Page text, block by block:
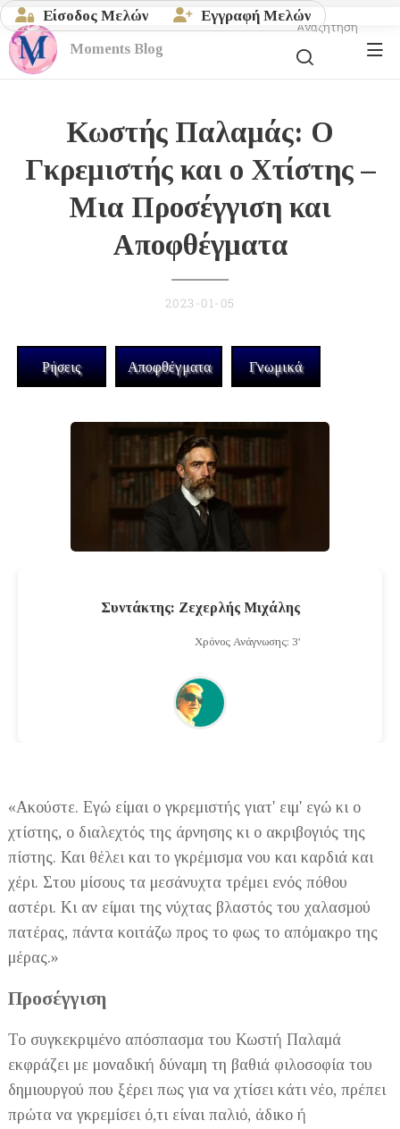
Είσοδος Μελών Εγγραφή Μελών
Moments Blog
Αναζήτηση
Κωστής Παλαμάς: Ο
Γκρεμιστής και ο Χτίστης –
Μια Προσέγγιση και
Αποφθέγματα
2023-01-05
Ρήσεις Αποφθέγματα Γνωμικά
Συντάκτης: Ζεχερλής Μιχάλης
Χρόνος Ανάγνωσης: 3'
«Ακούστε. Εγώ είμαι ο γκρεμιστής γιατ' ειμ' εγώ κι ο
χτίστης, ο διαλεχτός της άρνησης κι ο ακριβογιός της
πίστης. Και θέλει και το γκρέμισμα νου και καρδιά και
χέρι. Στου μίσους τα μεσάνυχτα τρέμει ενός πόθου
αστέρι. Κι αν είμαι της νύχτας βλαστός του χαλασμού
πατέρας, πάντα κοιτάζω προς το φως το απόμακρο της
μέρας.»
Προσέγγιση
Το συγκεκριμένο απόσπασμα του Κωστή Παλαμά
εκφράζει με μοναδική δύναμη τη βαθιά φιλοσοφία του
δημιουργού που ξέρει πως για να χτίσει κάτι νέο, πρέπει
πρώτα να γκρεμίσει ό,τι είναι παλιό, άδικο ή